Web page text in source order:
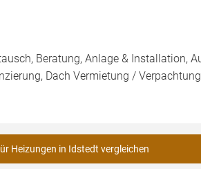
Beratung, Anlage & Installation,
Dach Vermietung /
Heizungen in Idstedt vergleichen